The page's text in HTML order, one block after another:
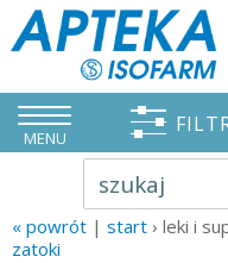
MENU
szukaj
« powrót | start › leki i
zatoki